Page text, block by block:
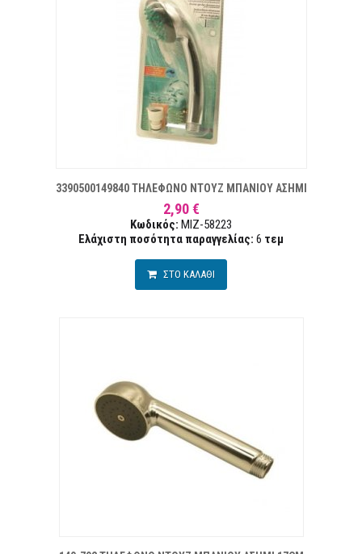
3390500149840 ΤΗΛΕΦΩΝΟ ΝΤΟΥΖ ΜΠΑΝΙΟΥ ΑΣΗΜΙ
2,90 €
Κωδικός: MIZ-58223
Ελάχιστη ποσότητα παραγγελίας: 6 τεμ
ΣΤΟ ΚΑΛΑΘΙ